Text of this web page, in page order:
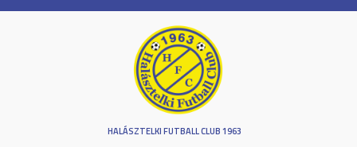
Skip
HALÁSZTELKI FUTBALL CLUB 1963